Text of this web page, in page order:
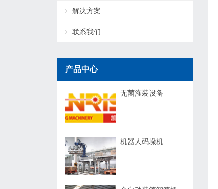
解决方案
联系我们
产品中心
无菌灌装设备
机器人码垛机